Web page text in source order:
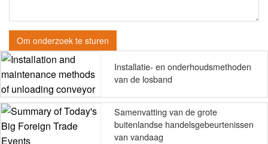
Om onderzoek te sturen
Installatie- en onderhoudsmethoden
van de losband
Samenvatting van de grote
buitenlandse handelsgebeurtenissen
van vandaag